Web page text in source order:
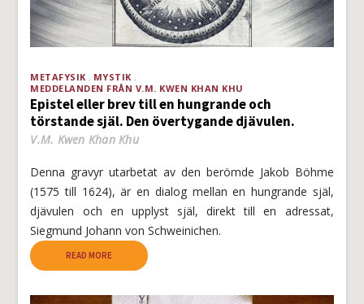
METAFYSIK
MYSTIK
MEDDELANDEN FRÅN V.M. KWEN KHAN KHU
Epistel eller brev till en hungrande och
törstande själ. Den övertygande djävulen.
V.M. Kwen Khan Khu
Denna gravyr utarbetat av den berömde Jakob Böhme
(1575 till 1624), är en dialog mellan en hungrande själ,
djävulen och en upplyst själ, direkt till en adressat,
Siegmund Johann von Schweinichen.
READ MORE